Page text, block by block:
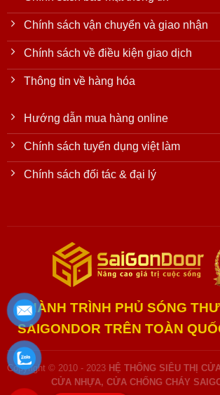
Chính sách vận chuyển và giao nhận
Chính sách về điều kiện giao dịch
Thông tin về hàng hóa
Hướng dẫn mua hàng online
Chính sách tuyển dụng việt làm
Chính sách đối tác & đại lý
HÀNH TRÌNH PHỦ SÓNG
SAIGONDOR TRÊN TOÀN
Copyright © 2010 - 2023 HỆ THỐNG SIÊU THỊ
CỬA NHỰA, CỬA CHỐNG CHÁY